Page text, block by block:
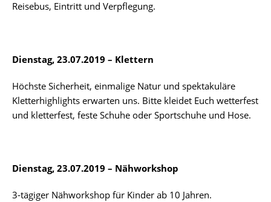
Reisebus, Eintritt und Verpflegung.
Dienstag, 23.07.2019 – Klettern
Höchste Sicherheit, einmalige Natur und spektakuläre
Kletterhighlights erwarten uns. Bitte kleidet Euch wetterfest
und kletterfest, feste Schuhe oder Sportschuhe und Hose.
Dienstag, 23.07.2019 – Nähworkshop
3-tägiger Nähworkshop für Kinder ab 10 Jahren.